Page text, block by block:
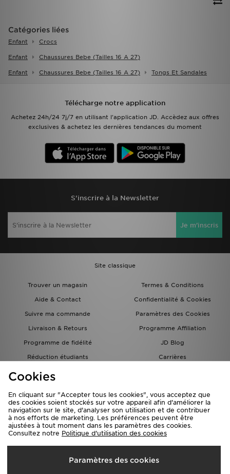
Catégories liées
Enfant Crocs
Enfant Chaussures Bebe (tailles 16 A 27)
Enfant Chaussures Bebe (tailles 16 A 27) Tongs Et Sandales
Télécharge notre application
Achetez 24h/24 7j/7 en utilisant l'application JD. Accèdez aux offres
exclusives & achetez les dernières tendances du moment
S'inscrire à la Newsletter
Je m'inscris
Site classique
Trouver un magasin
Termes & Conditions
Aide & Contact
Confidentialité & Cookies
Suivre ma commande
Paramètres des Cookies
Livraison & Retours
Programme Affiliation
Programme de fidélité
JD Blog
Réduction étudiants
Carrières
Carte Cadeau
Livraison Vers
France
Cookies
En cliquant sur "Accepter tous les cookies", vous acceptez que
des cookies soient stockés sur votre appareil afin d'améliorer la
navigation sur le site, d'analyser son utilisation et de contribuer
à nos efforts de marketing. Les préférences peuvent être
ajustées à tout moment dans les paramètres des cookies.
Consultez notre Politique d'utilisation des cookies
Paramètres des cookies